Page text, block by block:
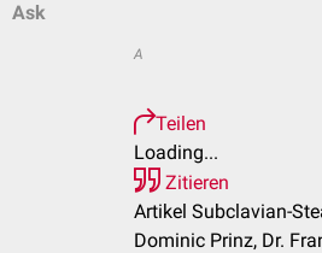
Ask
A
Teilen
Loading...
Zitieren
Artikel Subclavian-
Dominic Prinz, Dr.